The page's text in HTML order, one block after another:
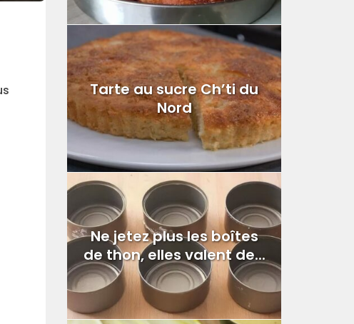
Tarte au sucre Ch’ti du
Nord
Ne jetez plus les boîtes
de thon, elles valent de...